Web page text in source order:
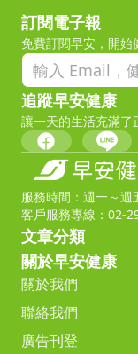
訂閱電子報
免費訂閱早安，開始
追蹤早安健康
讓一天的生活充滿了
服務時間：週一～
客戶服務專線：02-
文章分類
關於早安健康
關於我們
聯絡我們
廣告刊登